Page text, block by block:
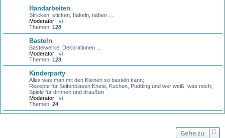
Handarbeiten
Stricken, sticken, häkeln, nähen ...
Moderator: Ivi
Themen: 128
Basteln
Bastelwerke, Dekorationen ...
Moderator: Ivi
Themen: 128
Kinderparty
Alles was man mit den Kleinen so basteln kann;
Rezepte für Seifenblasen,Knete, Kuchen, Pudding und wer weiß, was noch;
Spiele für drinnen und draußen
Moderator: Ivi
Themen: 24
Gehe zu